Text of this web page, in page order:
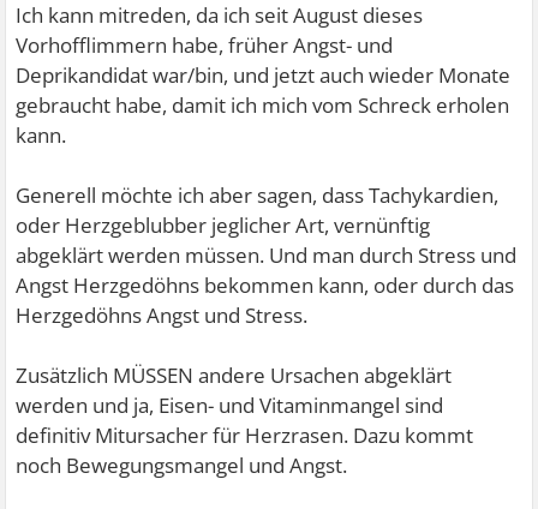
Ich kann mitreden, da ich seit August dieses
Vorhofflimmern habe, früher Angst- und
Deprikandidat war/bin, und jetzt auch wieder Monate
gebraucht habe, damit ich mich vom Schreck erholen
kann.
Generell möchte ich aber sagen, dass Tachykardien,
oder Herzgeblubber jeglicher Art, vernünftig
abgeklärt werden müssen. Und man durch Stress und
Angst Herzgedöhns bekommen kann, oder durch das
Herzgedöhns Angst und Stress.
Zusätzlich MÜSSEN andere Ursachen abgeklärt
werden und ja, Eisen- und Vitaminmangel sind
definitiv Mitursacher für Herzrasen. Dazu kommt
noch Bewegungsmangel und Angst.